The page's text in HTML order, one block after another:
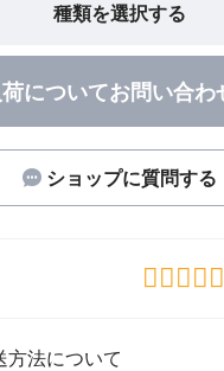
種類を選択する
についてお問い合わ
ショップに質問する
方法について